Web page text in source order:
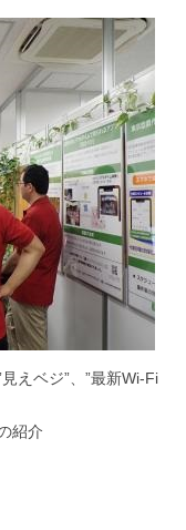
えベジ”、”最新Wi-Fi
紹介